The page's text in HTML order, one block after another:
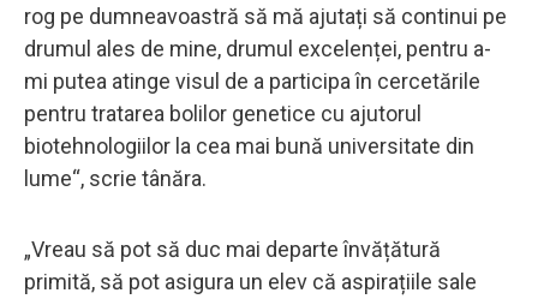
rog pe dumneavoastră să mă ajutați să continui pe
drumul ales de mine, drumul excelenței, pentru a-
mi putea atinge visul de a participa în cercetările
pentru tratarea bolilor genetice cu ajutorul
biotehnologiilor la cea mai bună universitate din
lume“, scrie tânăra.
„Vreau să pot să duc mai departe învățătură
primită, să pot asigura un elev că aspirațiile sale